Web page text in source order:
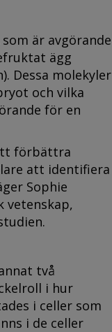
är avgörande
ägg
Dessa molekyler
och vilka
för en
förbättra
att identifiera
Sophie
vetenskap,
två
i hur
i celler som
i de celler